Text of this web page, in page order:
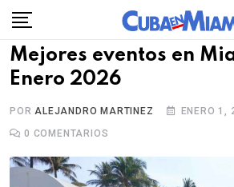
Skip
content
Mejores eventos en
Enero 2026
PORALEJANDRO MARTINEZ
ENERO 1,
0 COMENTARIOS